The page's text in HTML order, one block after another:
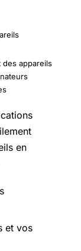
des appareils
en
et vos